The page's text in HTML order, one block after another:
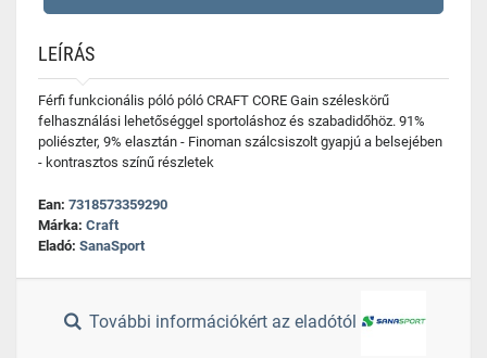
LEÍRÁS
Férfi funkcionális póló póló CRAFT CORE Gain széleskörű
felhasználási lehetőséggel sportoláshoz és szabadidőhöz. 91%
poliészter, 9% elasztán - Finoman szálcsiszolt gyapjú a belsejében
- kontrasztos színű részletek
Ean: 7318573359290
Márka: Craft
Eladó: SanaSport
További információkért az eladótól